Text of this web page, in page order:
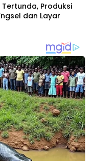
Produksi
dan Layar